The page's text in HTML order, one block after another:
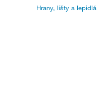
Hrany, lišty a lepidlá